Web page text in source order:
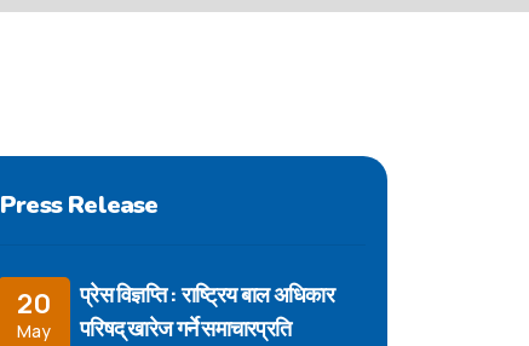
Press Release
20
May
प्रेस विज्ञप्ति : राष्ट्रिय बाल अधिकार
परिषद् खारेज गर्ने समाचारप्रति